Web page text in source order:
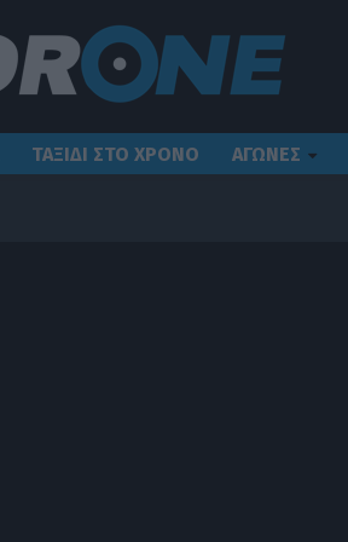
ΤΑΞΙΔΙ ΣΤΟ ΧΡΟΝΟ ΑΓΩΝΕΣ